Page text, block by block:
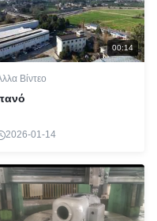
00:14
Βίντεο
2026-01-14